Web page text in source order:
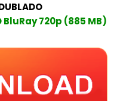
BluRay 720p (885 MB)